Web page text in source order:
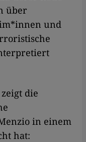
über
und
die
in einem
hat: